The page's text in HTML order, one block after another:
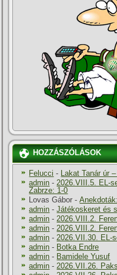
HOZZÁSZÓLÁSOK
Felucci - Lakat Tanár úr
admin -2026.VIII.5. EL-
Zabrze: 1-0
Lovas Gábor -
admin -Játékoskeret és
admin -2026.VIII.2.
admin -2026.VIII.2.
admin -2026.VII.30. EL-
admin - Botka Endre
admin - Bamidele Yusuf
admin -2026.VII.26.